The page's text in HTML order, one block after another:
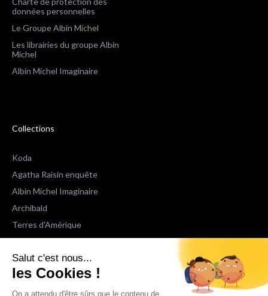
Salut c'est nous...
les Cookies !
On a attendu d'être sûrs que le contenu de
données personnelles
Le Groupe Albin Michel
Les librairies du groupe Albin
Michel
Albin Michel Imaginaire
Collections
Koda
Agatha Raisin enquête
Albin Michel Imaginaire
Archibald
Terres d'Amérique
Espaces Libres Poche
NOX
Wiz
Voir toutes les collections